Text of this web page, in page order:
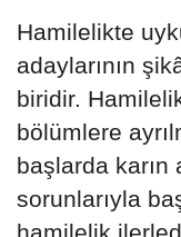
Hamilelikte
adaylarının
biridir.
bölümlere
başlarda karın
sorunlarıyla